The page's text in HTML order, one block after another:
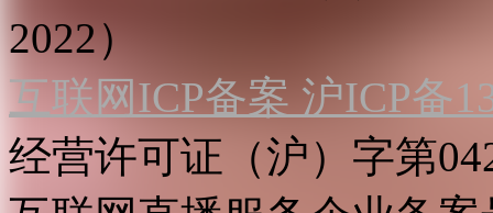
2022）
互联网ICP备案 沪ICP备
经营许可证（沪）字第